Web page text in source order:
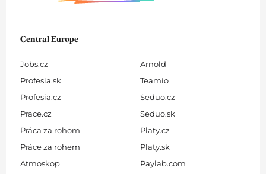
Central Europe
Jobs.cz
Profesia.sk
Profesia.cz
Prace.cz
Práca za rohom
Práce za rohem
Atmoskop
Arnold
Teamio
Seduo.cz
Seduo.sk
Platy.cz
Platy.sk
Paylab.com